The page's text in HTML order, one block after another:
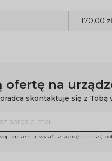
170,00
na
skontaktuje się z Tobą
adres email wyrażasz zgodę na naszą